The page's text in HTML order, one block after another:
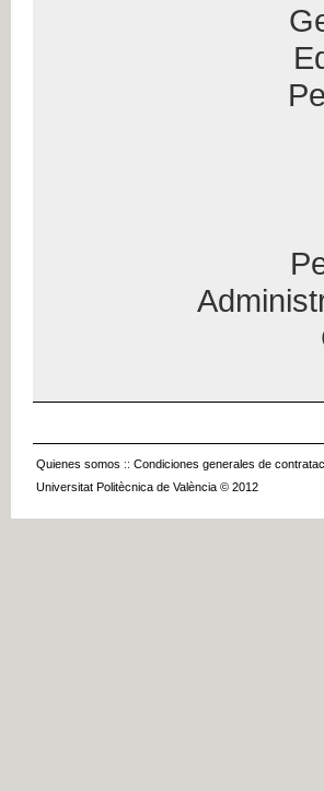
Quienes somos :: Condiciones generales de
Universitat Politècnica de València © 2012